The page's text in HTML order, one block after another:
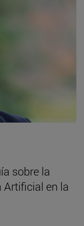
sobre la
Artificial en la